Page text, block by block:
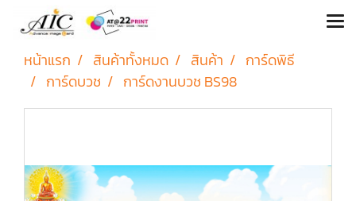
หน้าแรก สินค้าทั้งหมด สินค้า
การ์ดพิธี
การ์ดบวช
การ์ดงานบวช BS98